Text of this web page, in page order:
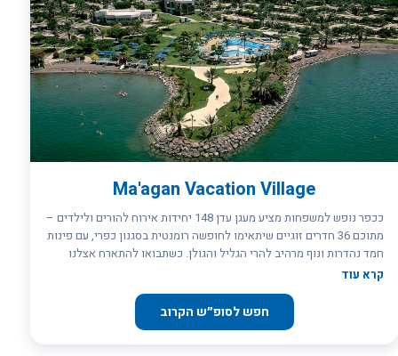
מלון כינר גליל לכפר נופש ולמלון ייחודי בצפון, היא הכינרת. חוף כינר
ממוקם בצמוד לכפר הנופש ומציע חוף נפרד ומוכרז במרחק נגיעה מחדרכם.
Ma'agan Vacation Village
ככפר נופש למשפחות מציע מעגן עדן 148 יחידות אירוח להורים ולילדים –
מתוכם 36 חדרים זוגיים שיתאימו לחופשה רומנטית בסגנון כפרי, עם פינות
חמד נהדרות ונוף מרהיב להרי הגליל והגולן. כשתבואו להתארח אצלנו
תרגישו מיד איך האווירה משתנה, שגרת היום-יום נשארת בבית, ואתם
קרא עוד
חפש לסופ״ש הקרוב